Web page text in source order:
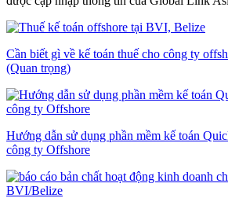
Cần biết gì về kế toán thuế cho công ty
(Quan trọng)
Hướng dẫn sử dụng phần mềm kế toán
công ty Offshore